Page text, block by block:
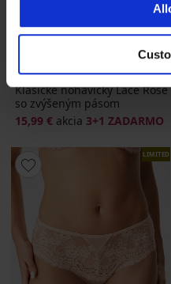
3+1 ZADARMO
Klasické nohavičky Lace Rose
so zvýšeným pásom
15,99 € akcia 3+1 ZADARMO
LIMITED